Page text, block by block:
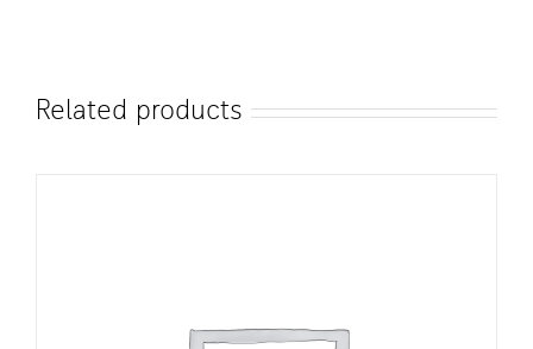
Related products